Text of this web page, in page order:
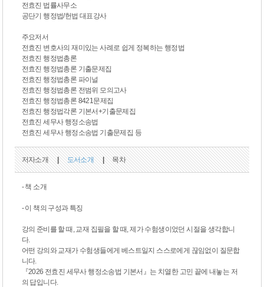
전효진 법률사무소
공단기 행정법/헌법 대표강사
주요저서
전효진 변호사의 재미있는 사례로 쉽게 정복하는 행정법
전효진 행정법총론
전효진 행정법총론 기출문제집
전효진 행정법총론 파이널
전효진 행정법총론 전범위 모의고사
전효진 행정법총론 8421문제집
전효진 행정법각론 기본서+기출문제집
전효진 세무사 행정소송법
전효진 세무사 행정소송법 기출문제집 등
저자소개 | 도서소개 | 목차
- 책 소개
- 이 책의 구성과 특징
강의 준비를 할 때, 교재 집필을 할 때, 제가 수험생이었던 시절을 생각합니
다.
어떤 강의와 교재가 수험생들에게 베스트일지 스스로에게 끊임없이 질문합
니다.
『2026 전효진 세무사 행정소송법 기본서』는 치열한 고민 끝에 내놓는 저
의 답입니다.